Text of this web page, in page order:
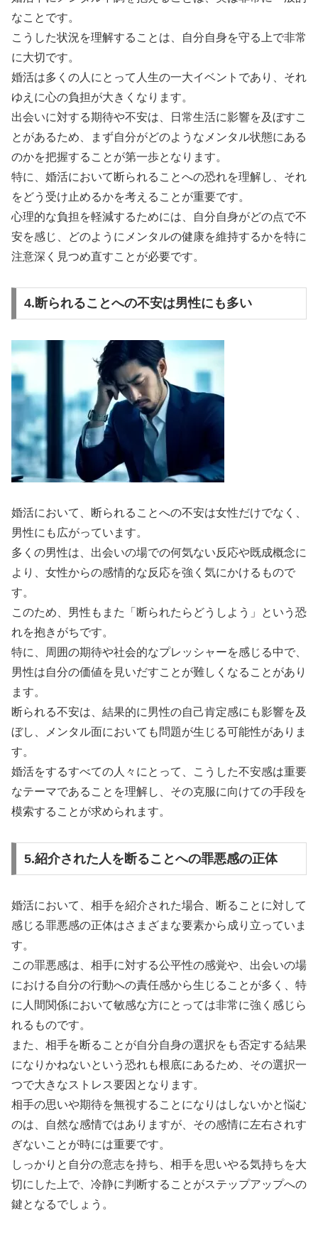
なことです。
こうした状況を理解することは、自分自身を守る上で非常
に大切です。
婚活は多くの人にとって人生の一大イベントであり、それ
ゆえに心の負担が大きくなります。
出会いに対する期待や不安は、日常生活に影響を及ぼすこ
とがあるため、まず自分がどのようなメンタル状態にある
のかを把握することが第一歩となります。
特に、婚活において断られることへの恐れを理解し、それ
をどう受け止めるかを考えることが重要です。
心理的な負担を軽減するためには、自分自身がどの点で不
安を感じ、どのようにメンタルの健康を維持するかを特に
注意深く見つめ直すことが必要です。
4.断られることへの不安は男性にも多い
婚活において、断られることへの不安は女性だけでなく、
男性にも広がっています。
多くの男性は、出会いの場での何気ない反応や既成概念に
より、女性からの感情的な反応を強く気にかけるもので
す。
このため、男性もまた「断られたらどうしよう」という恐
れを抱きがちです。
特に、周囲の期待や社会的なプレッシャーを感じる中で、
男性は自分の価値を見いだすことが難しくなることがあり
ます。
断られる不安は、結果的に男性の自己肯定感にも影響を及
ぼし、メンタル面においても問題が生じる可能性がありま
す。
婚活をするすべての人々にとって、こうした不安感は重要
なテーマであることを理解し、その克服に向けての手段を
模索することが求められます。
5.紹介された人を断ることへの罪悪感の正体
婚活において、相手を紹介された場合、断ることに対して
感じる罪悪感の正体はさまざまな要素から成り立っていま
す。
この罪悪感は、相手に対する公平性の感覚や、出会いの場
における自分の行動への責任感から生じることが多く、特
に人間関係において敏感な方にとっては非常に強く感じら
れるものです。
また、相手を断ることが自分自身の選択をも否定する結果
になりかねないという恐れも根底にあるため、その選択一
つで大きなストレス要因となります。
相手の思いや期待を無視することになりはしないかと悩む
のは、自然な感情ではありますが、その感情に左右されす
ぎないことが時には重要です。
しっかりと自分の意志を持ち、相手を思いやる気持ちを大
切にした上で、冷静に判断することがステップアップへの
鍵となるでしょう。